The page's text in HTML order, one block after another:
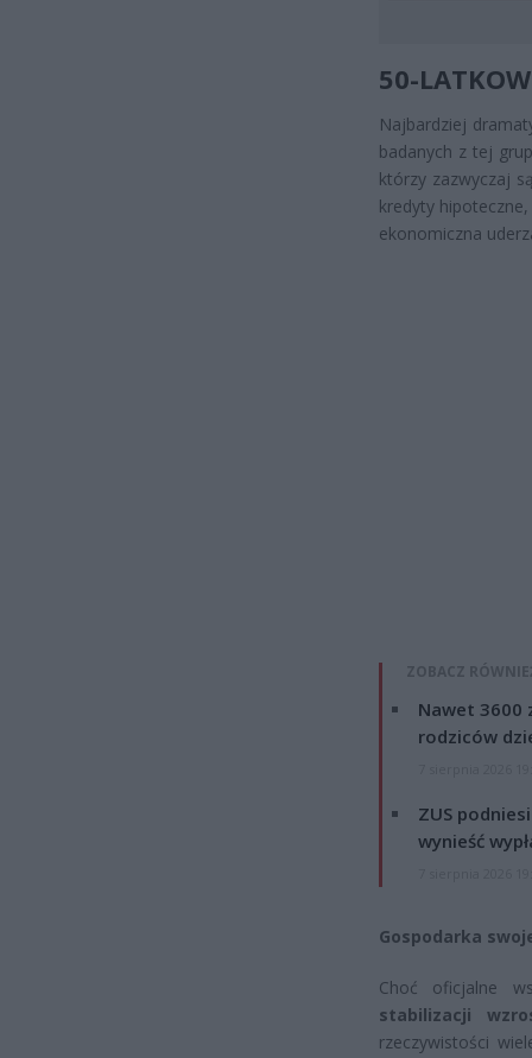
50-
Najbardziej
badanych z tej
którzy zazwyczaj
kredyty
ekonomiczna
ZOBACZ
Nawet 3600
rodziców
ZUS
wynieść
Gospodarka
Choć oficjalne
stabilizacji
rzeczywistości